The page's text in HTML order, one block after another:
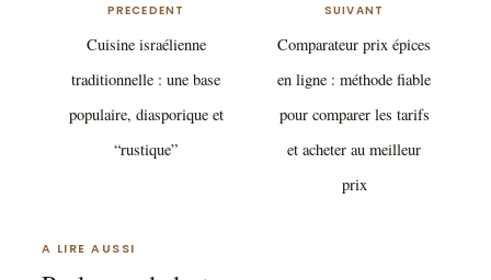
PRECEDENT
Cuisine israélienne
traditionnelle : une base
populaire, diasporique et
“rustique”
SUIVANT
Comparateur prix épices
en ligne : méthode fiable
pour comparer les tarifs
et acheter au meilleur
prix
A LIRE AUSSI